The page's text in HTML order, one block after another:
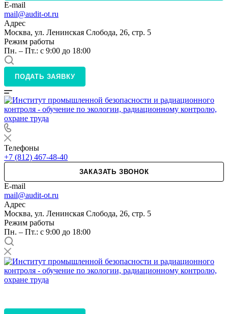
E-mail
mail@audit-ot.ru
Адрес
Москва, ул. Ленинская Слобода, 26, стр. 5
Режим работы
Пн. – Пт.: с 9:00 до 18:00
ПОДАТЬ ЗАЯВКУ
Телефоны
+7 (812) 467-48-40
ЗАКАЗАТЬ ЗВОНОК
E-mail
mail@audit-ot.ru
Адрес
Москва, ул. Ленинская Слобода, 26, стр. 5
Режим работы
Пн. – Пт.: с 9:00 до 18:00